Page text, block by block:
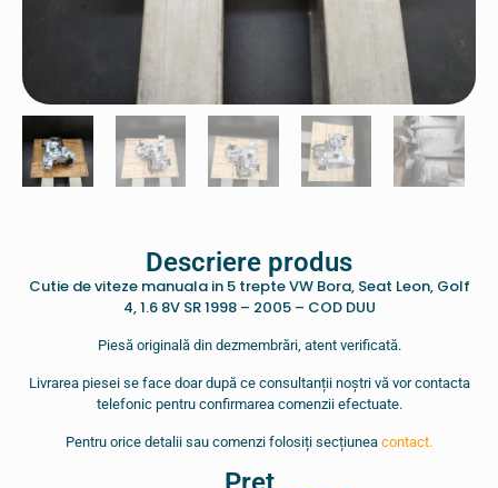
Descriere produs
Cutie de viteze manuala in 5 trepte VW Bora, Seat Leon, Golf
4, 1.6 8V SR 1998 – 2005 – COD DUU
Piesă originală din dezmembrări, atent verificată.
Livrarea piesei se face doar după ce consultanții noștri vă vor contacta
telefonic pentru confirmarea comenzii efectuate.
Pentru orice detalii sau comenzi folosiți secțiunea contact.